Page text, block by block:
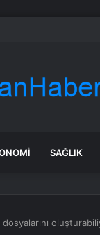
SAĞLIK